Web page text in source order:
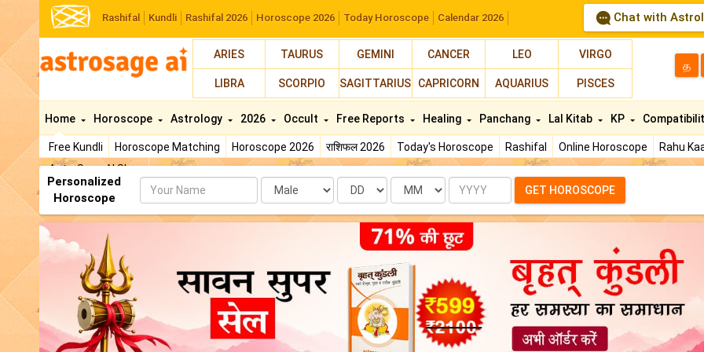
Rashifal Kundli Rashifal 2026 Horoscope 2026 Today Horoscope Calendar 2026 Chat with
ARIES TAURUS GEMINI CANCER LEO VIRGO
LIBRA SCORPIO SAGITTARIUS CAPRICORN AQUARIUS PISCES
த
Home
Free Kundli Horoscope Matching Horoscope 2026 राशिफल 2026 Today's Horoscope Rashifal Online Horoscope Rahu
AstroSage AI Shop
Horoscope Astrology 2026 Occult Free Reports Healing Panchang Lal Kitab KP
Personalized
Horoscope
Name Date Month Year GET HOROSCOPE